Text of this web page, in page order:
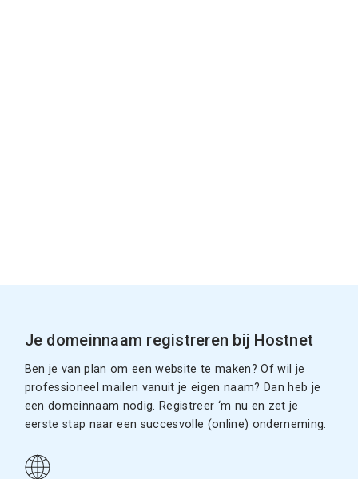
Je domeinnaam registreren bij Hostnet
Ben je van plan om een website te maken? Of wil je
professioneel mailen vanuit je eigen naam? Dan heb je
een domeinnaam nodig. Registreer ‘m nu en zet je
eerste stap naar een succesvolle (online) onderneming.